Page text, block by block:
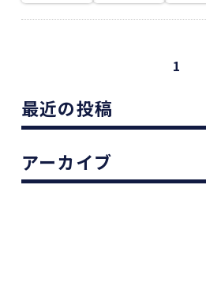
1
最近の投稿
アーカイブ